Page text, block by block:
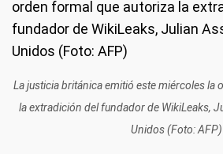
La justicia británica emitió este miércoles la
la extradición del fundador de WikiLeaks,
Unidos (Foto: AFP)